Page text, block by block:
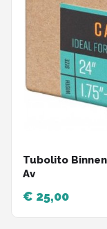
Tubolito
Av
€ 25,00